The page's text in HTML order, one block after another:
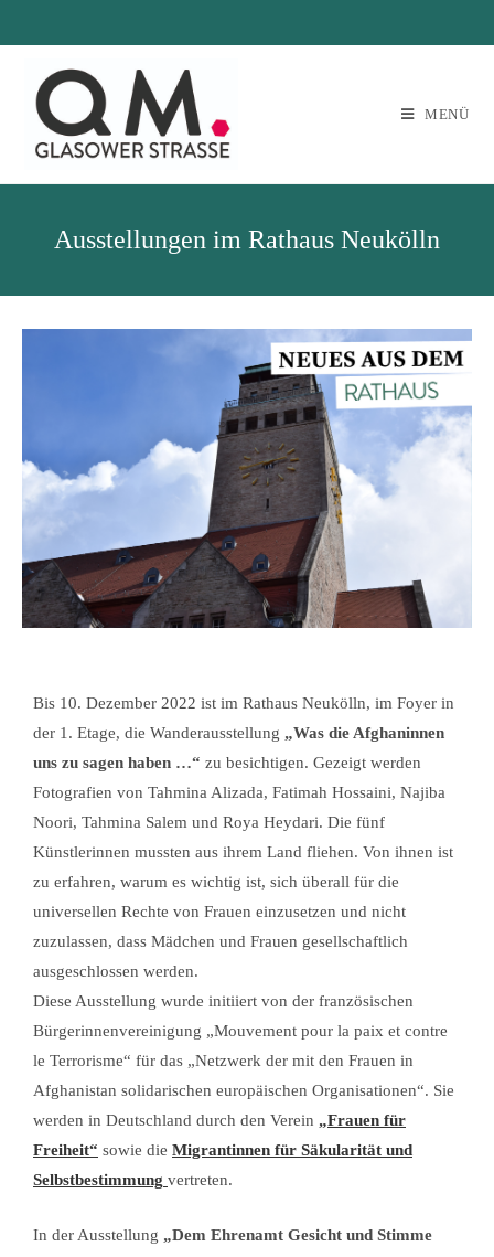
MENÜ
Ausstellungen im Rathaus Neukölln
Bis 10. Dezember 2022 ist im Rathaus Neukölln, im Foyer in
der 1. Etage, die Wanderausstellung „Was die Afghaninnen
uns zu sagen haben …“ zu besichtigen. Gezeigt werden
Fotografien von Tahmina Alizada, Fatimah Hossaini, Najiba
Noori, Tahmina Salem und Roya Heydari. Die fünf
Künstlerinnen mussten aus ihrem Land fliehen. Von ihnen ist
zu erfahren, warum es wichtig ist, sich überall für die
universellen Rechte von Frauen einzusetzen und nicht
zuzulassen, dass Mädchen und Frauen gesellschaftlich
ausgeschlossen werden.
Diese Ausstellung wurde initiiert von der französischen
Bürgerinnenvereinigung „Mouvement pour la paix et contre
le Terrorisme“ für das „Netzwerk der mit den Frauen in
Afghanistan solidarischen europäischen Organisationen“. Sie
werden in Deutschland durch den Verein „Frauen für
Freiheit“ sowie die Migrantinnen für Säkularität und
Selbstbestimmung vertreten.
In der Ausstellung „Dem Ehrenamt Gesicht und Stimme